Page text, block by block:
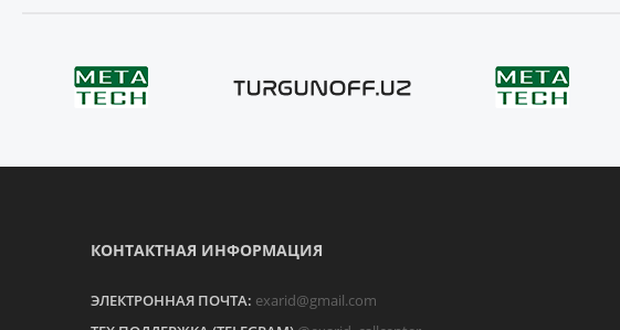
КОНТАКТНАЯ ИНФОРМАЦИЯ
ЭЛЕКТРОННАЯ ПОЧТА: exarid@gmail.com